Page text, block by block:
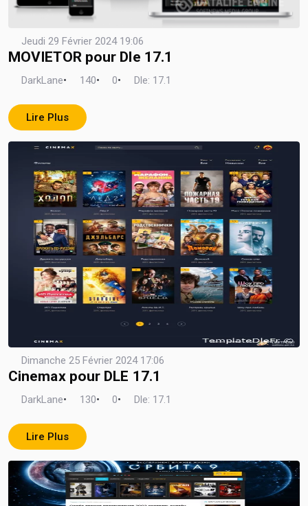
Jeudi 29 Février 2024 19:06
MOVIETOR pour Dle 17.1
DarkLane• 140• 0• Dle: 17.1
Lire Plus
Dimanche 25 Février 2024 17:06
Cinemax pour DLE 17.1
DarkLane• 130• 0• Dle: 17.1
Lire Plus